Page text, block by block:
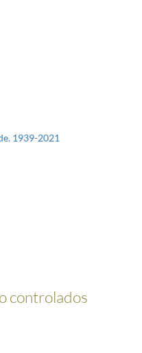
1939-2021
controlados